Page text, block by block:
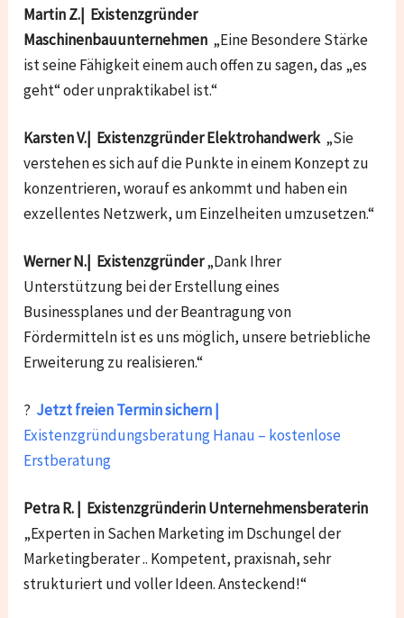
Martin Z.| Existenzgründer
Maschinenbauunternehmen „Eine Besondere Stärke
ist seine Fähigkeit einem auch offen zu sagen, das „es
geht“ oder unpraktikabel ist.“
Karsten V.| Existenzgründer Elektrohandwerk „Sie
verstehen es sich auf die Punkte in einem Konzept zu
konzentrieren, worauf es ankommt und haben ein
exzellentes Netzwerk, um Einzelheiten umzusetzen.“
Werner N.| Existenzgründer„Dank Ihrer
Unterstützung bei der Erstellung eines
Businessplanes und der Beantragung von
Fördermitteln ist es uns möglich, unsere betriebliche
Erweiterung zu realisieren.“
? Jetzt freien Termin sichern |
Existenzgründungsberatung Hanau – kostenlose
Erstberatung
Petra R. | Existenzgründerin Unternehmensberaterin
„Experten in Sachen Marketing im Dschungel der
Marketingberater .. Kompetent, praxisnah, sehr
strukturiert und voller Ideen. Ansteckend!“